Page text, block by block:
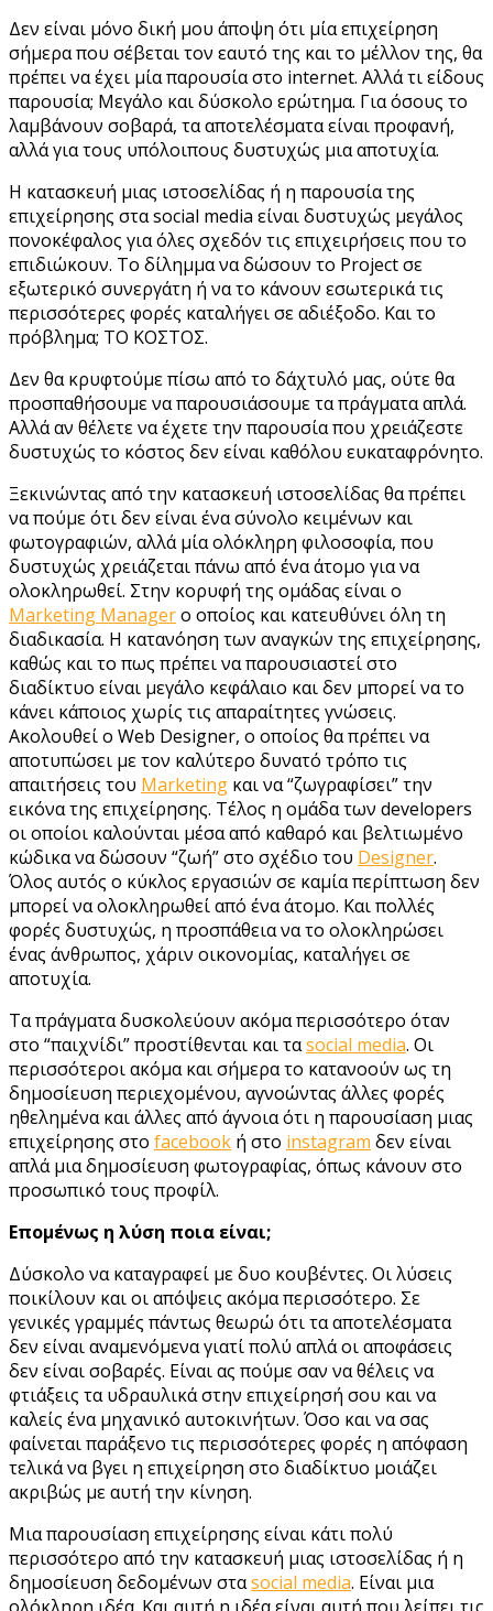
Δεν είναι μόνο δική μου άποψη ότι μία επιχείρηση
σήμερα που σέβεται τον εαυτό της και το μέλλον της, θα
πρέπει να έχει μία παρουσία στο internet. Αλλά τι είδους
παρουσία; Μεγάλο και δύσκολο ερώτημα. Για όσους το
λαμβάνουν σοβαρά, τα αποτελέσματα είναι προφανή,
αλλά για τους υπόλοιπους δυστυχώς μια αποτυχία.
Η κατασκευή μιας ιστοσελίδας ή η παρουσία της
επιχείρησης στα social media είναι δυστυχώς μεγάλος
πονοκέφαλος για όλες σχεδόν τις επιχειρήσεις που το
επιδιώκουν. Το δίλημμα να δώσουν το Project σε
εξωτερικό συνεργάτη ή να το κάνουν εσωτερικά τις
περισσότερες φορές καταλήγει σε αδιέξοδο. Και το
πρόβλημα; ΤΟ ΚΟΣΤΟΣ.
Δεν θα κρυφτούμε πίσω από το δάχτυλό μας, ούτε θα
προσπαθήσουμε να παρουσιάσουμε τα πράγματα απλά.
Αλλά αν θέλετε να έχετε την παρουσία που χρειάζεστε
δυστυχώς το κόστος δεν είναι καθόλου ευκαταφρόνητο.
Ξεκινώντας από την κατασκευή ιστοσελίδας θα πρέπει
να πούμε ότι δεν είναι ένα σύνολο κειμένων και
φωτογραφιών, αλλά μία ολόκληρη φιλοσοφία, που
δυστυχώς χρειάζεται πάνω από ένα άτομο για να
ολοκληρωθεί. Στην κορυφή της ομάδας είναι ο
Marketing Μanagerο οποίος και κατευθύνει όλη τη
διαδικασία. Η κατανόηση των αναγκών της επιχείρησης,
καθώς και το πως πρέπει να παρουσιαστεί στο
διαδίκτυο είναι μεγάλο κεφάλαιο και δεν μπορεί να το
κάνει κάποιος χωρίς τις απαραίτητες γνώσεις.
Ακολουθεί ο Web Designer, ο οποίος θα πρέπει να
αποτυπώσει με τον καλύτερο δυνατό τρόπο τις
απαιτήσεις του Marketing και να “ζωγραφίσει” την
εικόνα της επιχείρησης. Τέλος η ομάδα των developers
οι οποίοι καλούνται μέσα από καθαρό και βελτιωμένο
κώδικα να δώσουν “ζωή” στο σχέδιο του Designer.
Όλος αυτός ο κύκλος εργασιών σε καμία περίπτωση δεν
μπορεί να ολοκληρωθεί από ένα άτομο. Και πολλές
φορές δυστυχώς, η προσπάθεια να το ολοκληρώσει
ένας άνθρωπος, χάριν οικονομίας, καταλήγει σε
αποτυχία.
Τα πράγματα δυσκολεύουν ακόμα περισσότερο όταν
στο “παιχνίδι” προστίθενται και ταsocial media. Οι
περισσότεροι ακόμα και σήμερα το κατανοούν ως τη
δημοσίευση περιεχομένου, αγνοώντας άλλες φορές
ηθελημένα και άλλες από άγνοια ότι η παρουσίαση μιας
επιχείρησης στο facebook ή στο instagram δεν είναι
απλά μια δημοσίευση φωτογραφίας, όπως κάνουν στο
προσωπικό τους προφίλ.
Επομένως η λύση ποια είναι;
Δύσκολο να καταγραφεί με δυο κουβέντες. Οι λύσεις
ποικίλουν και οι απόψεις ακόμα περισσότερο. Σε
γενικές γραμμές πάντως θεωρώ ότι τα αποτελέσματα
δεν είναι αναμενόμενα γιατί πολύ απλά οι αποφάσεις
δεν είναι σοβαρές. Είναι ας πούμε σαν να θέλεις να
φτιάξεις τα υδραυλικά στην επιχείρησή σου και να
καλείς ένα μηχανικό αυτοκινήτων. Όσο και να σας
φαίνεται παράξενο τις περισσότερες φορές η απόφαση
τελικά να βγει η επιχείρηση στο διαδίκτυο μοιάζει
ακριβώς με αυτή την κίνηση.
Μια παρουσίαση επιχείρησης είναι κάτι πολύ
περισσότερο από την κατασκευή μιας ιστοσελίδας ή η
δημοσίευση δεδομένων σταsocial media. Είναι μια